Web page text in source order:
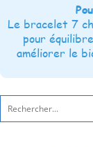
Le bracelet 7
pour
améliorer le